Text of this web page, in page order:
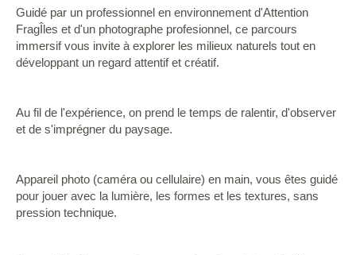
Guidé par un professionnel en environnement d'Attention
FragÎles et d'un photographe profesionnel, ce parcours
immersif vous invite à explorer les milieux naturels tout en
développant un regard attentif et créatif.
Au fil de l'expérience, on prend le temps de ralentir, d'observer
et de s'imprégner du paysage.
Appareil photo (caméra ou cellulaire) en main, vous êtes guidé
pour jouer avec la lumière, les formes et les textures, sans
pression technique.